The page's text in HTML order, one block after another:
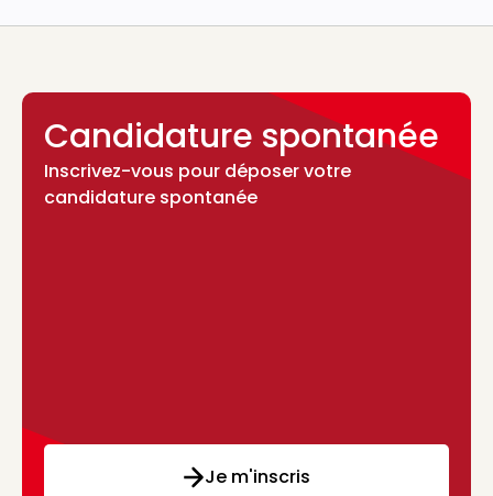
Candidature spontanée
Inscrivez-vous pour déposer votre
candidature spontanée
Je m'inscris